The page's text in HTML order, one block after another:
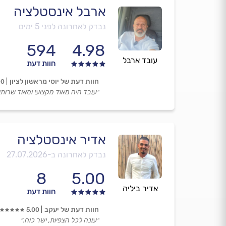
עובד ארבל
ארבל אינסטלציה
נבדק לאחרונה לפני 5 ימים
4.98
594
חוות דעת
חוות דעת של יוסי מראשון לציון
״עובד היה מאוד מקצועי ומאוד
אדיר ביליה
אדיר אינסטלציה
נבדק לאחרונה ב-27.07.2026
5.00
8
חוות דעת
חוות דעת של יעקב 5.00
״עונה לכל הצפיות, ישר כוח.״